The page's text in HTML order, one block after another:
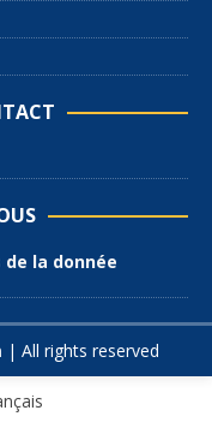
de la donnée
| All rights reserved